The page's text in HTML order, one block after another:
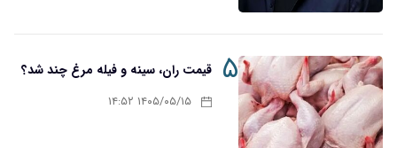
۵ قیمت ران، سینه و فیله مرغ چند شد؟
۱۴۰۵/۰۵/۱۵ ۱۴:۵۲